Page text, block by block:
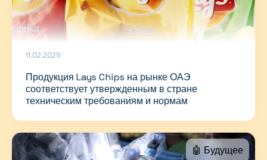
11.02.2025
Продукция Lays Chips на рынке ОАЭ
соответствует утвержденным в стране
техническим требованиям и нормам
🤖 Будущее